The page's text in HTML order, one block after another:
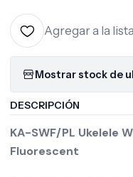
Agregar a la
Mostrar stock de
DESCRIPCIÓN
KA-SWF/PL Ukelele
Fluorescent